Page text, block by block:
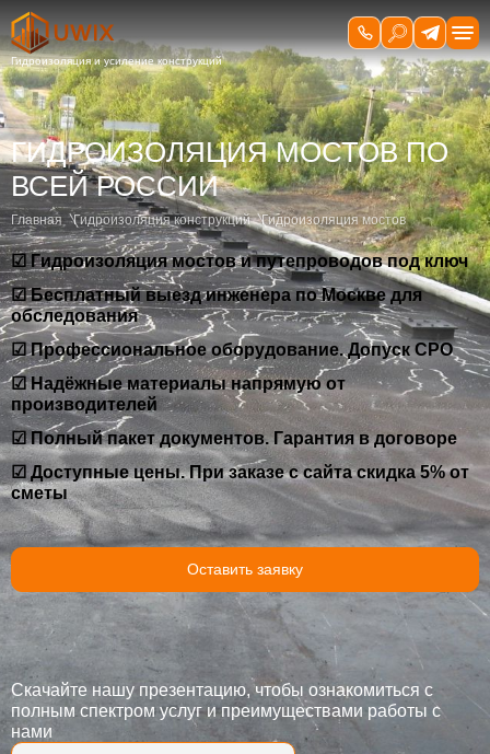
ГИДРОИЗОЛЯЦИЯ МОСТОВ ПО
ВСЕЙ РОССИИ
Главная Гидроизоляция конструкций Гидроизоляция мостов
☑ Гидроизоляция мостов и путепроводов под ключ
☑ Бесплатный выезд инженера по Москве для
обследования
☑ Профессиональное оборудование. Допуск СРО
☑ Надёжные материалы напрямую от
производителей
☑ Полный пакет документов. Гарантия в договоре
☑ Доступные цены. При заказе с сайта скидка 5% от
сметы
Оставить заявку
Скачайте нашу презентацию, чтобы ознакомиться с
полным спектром услуг и преимуществами работы с
нами